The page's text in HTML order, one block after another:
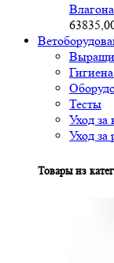
Тесты
Уход за
Уход за
Товары из